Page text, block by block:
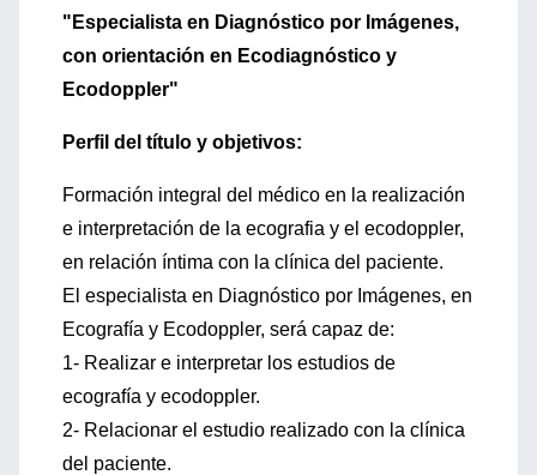
"Especialista en Diagnóstico por Imágenes,
con orientación en Ecodiagnóstico y
Ecodoppler"
Perfil del título y objetivos:
Formación integral del médico en la realización
e interpretación de la ecografia y el ecodoppler,
en relación íntima con la clínica del paciente.
El especialista en Diagnóstico por Imágenes, en
Ecografía y Ecodoppler, será capaz de:
1- Realizar e interpretar los estudios de
ecografía y ecodoppler.
2- Relacionar el estudio realizado con la clínica
del paciente.